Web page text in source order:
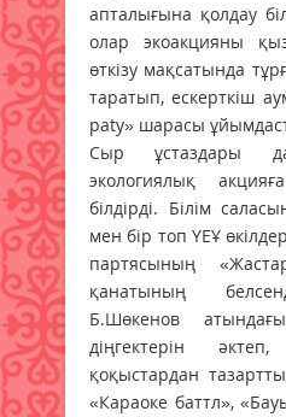
апталығына қолдау
олар экоакцияны
өткізу мақсатында
таратып, ескерткіш
paty» шарасы
Сыр ұстаздары
экологиялық
білдірді. Білім
мен бір топ ҮЕҰ
партясының
қанатының
Б.Шөкенов
діңгектерін
қоқыстардан
«Караоке баттл»,